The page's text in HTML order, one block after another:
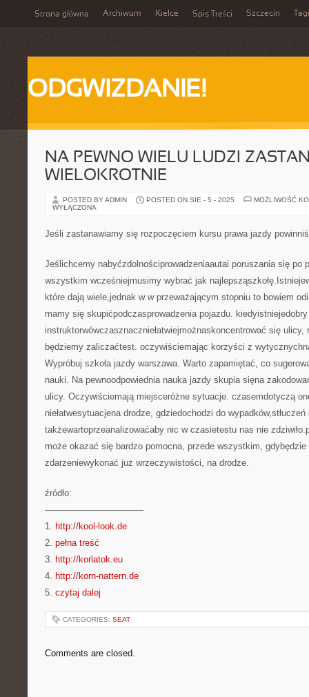
Strona główna Archiwum Kielce Spis Treści Szczecin Tagi
ODGWIZDANIE!
NA PEWNO WIELU LUDZI
WIELOKROTNIE
POSTED BY ADMIN POSTED ON SIE - 5 - 2025
MOŻLIWOŚĆ
WYŁĄCZONA
Jeśli zastanawiamy się rozpoczęciem kursu prawa jazdy
Jeślichcemy nabyćzdolnościprowadzeniaautai poruszania się po
wszystkim wcześniejmusimy wybrać jak
które dają wiele,jednak w w przeważającym stopniu to bowiem
mamy się skupićpodczasprowadzenia pojazdu. kiedyistniejedobry
instruktorwówczasznaczniełatwiejmożnaskoncentrować się ulicy,
będziemy zaliczaćtest. oczywiściemając korzyści z
Wypróbuj szkoła jazdy warszawa. Warto zapamiętać, co
nauki. Na pewnoodpowiednia nauka jazdy skupia sięna
ulicy. Oczywiściemają miejsceróżne sytuacje. czasemdotyczą
niełatwesytuacjena drodze, gdziedochodzi do
takżewartoprzeanalizowaćaby nic w czasietestu nas nie
może okazać się bardzo pomocna, przede wszystkim,
zdarzeniewykonać już wrzeczywistości, na drodze.
źródło:
———————————
1. http://kool-look.de
2. pełna treść
3. http://korlatok.eu
4. http://korn-nattern.de
5. czytaj dalej
CATEGORIES: SEAT
Comments are closed.